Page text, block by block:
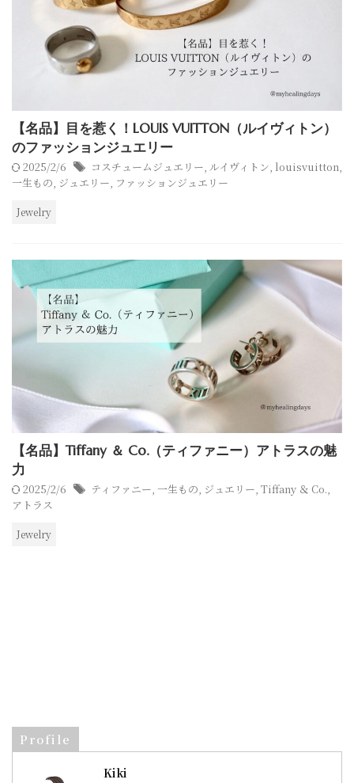
【名品】目を惹く！LOUIS VUITTON（ルイヴィトン）
のファッションジュエリー
2025/2/6 コスチュームジュエリー ルイヴィトン louisvuitton
一生もの ジュエリー ファッションジュエリー
Jewelry
【名品】Tiffany ＆ Co.（ティファニー）アトラスの魅
力
2025/2/6 ティファニー, 一生もの, ジュエリー, Tiffany ＆ Co.,
アトラス
Jewelry
Profile
Kiki